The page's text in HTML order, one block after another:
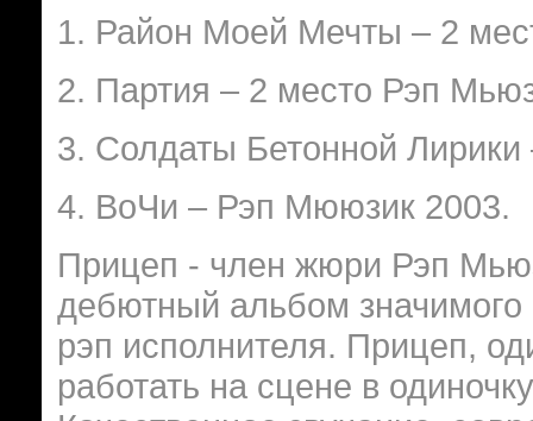
1. Район Моей Мечты – 2
2. Партия – 2 место Рэп
3. Солдаты Бетонной
4. ВоЧи – Рэп Мююзик 2003.
Прицеп - член жюри Рэп
дебютный альбом
рэп исполнителя. Прицеп,
работать на сцене в